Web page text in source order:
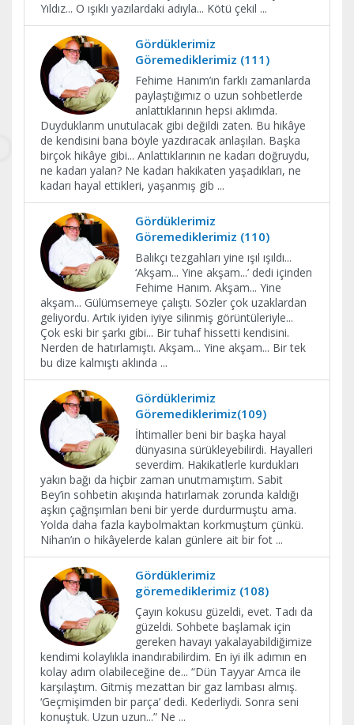
Yıldız... O ışıklı yazılardaki adıyla... Kötü çekil ...
Gördüklerimiz
Göremediklerimiz (111)
Fehime Hanım’ın farklı zamanlarda
paylaştığımız o uzun sohbetlerde
anlattıklarının hepsi aklımda.
Duyduklarım unutulacak gibi değildi zaten. Bu hikâye
de kendisini bana böyle yazdıracak anlaşılan. Başka
birçok hikâye gibi... Anlattıklarının ne kadarı doğruydu,
ne kadarı yalan? Ne kadarı hakikaten yaşadıkları, ne
kadarı hayal ettikleri, yaşanmış gib ...
Gördüklerimiz
Göremediklerimiz (110)
Balıkçı tezgahları yine ışıl ışıldı...
‘Akşam... Yine akşam...’ dedi içinden
Fehime Hanım. Akşam... Yine
akşam... Gülümsemeye çalıştı. Sözler çok uzaklardan
geliyordu. Artık iyiden iyiye silinmiş görüntüleriyle...
Çok eski bir şarkı gibi... Bir tuhaf hissetti kendisini.
Nerden de hatırlamıştı. Akşam... Yine akşam... Bir tek
bu dize kalmıştı aklında ...
Gördüklerimiz
Göremediklerimiz(109)
İhtimaller beni bir başka hayal
dünyasına sürükleyebilirdi. Hayalleri
severdim. Hakikatlerle kurdukları
yakın bağı da hiçbir zaman unutmamıştım. Sabit
Bey’in sohbetin akışında hatırlamak zorunda kaldığı
aşkın çağrışımları beni bir yerde durdurmuştu ama.
Yolda daha fazla kaybolmaktan korkmuştum çünkü.
Nihan’ın o hikâyelerde kalan günlere ait bir fot ...
Gördüklerimiz
göremediklerimiz (108)
Çayın kokusu güzeldi, evet. Tadı da
güzeldi. Sohbete başlamak için
gereken havayı yakalayabildiğimize
kendimi kolaylıkla inandırabilirdim. En iyi ilk adımın en
kolay adım olabileceğine de... “Dün Tayyar Amca ile
karşılaştım. Gitmiş mezattan bir gaz lambası almış.
‘Geçmişimden bir parça’ dedi. Kederliydi. Sonra seni
konuştuk. Uzun uzun...” Ne ...